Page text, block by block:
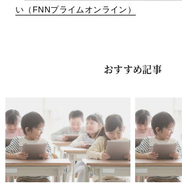
い（ FNNプライムオンライン）
おすすめ記事